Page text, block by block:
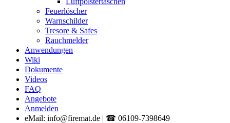
Feuerlöscher
Warnschilder
Tresore & Safes
Rauchmelder
Anwendungen
Wiki
Dokumente
Videos
FAQ
Angebote
Anmelden
eMail: info@firemat.de | ☎ 06109-7398649